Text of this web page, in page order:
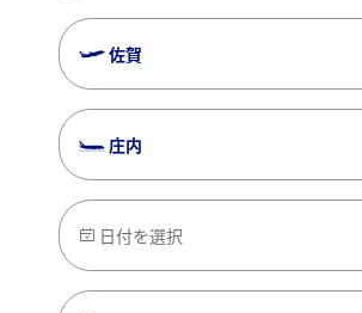
出発対象期間
2026年5月13日～2027年2月27日
対象出発空港
佐賀空港
対象到着空港
庄内空港
東北全県および新潟県
佐賀
庄内
日付を選択